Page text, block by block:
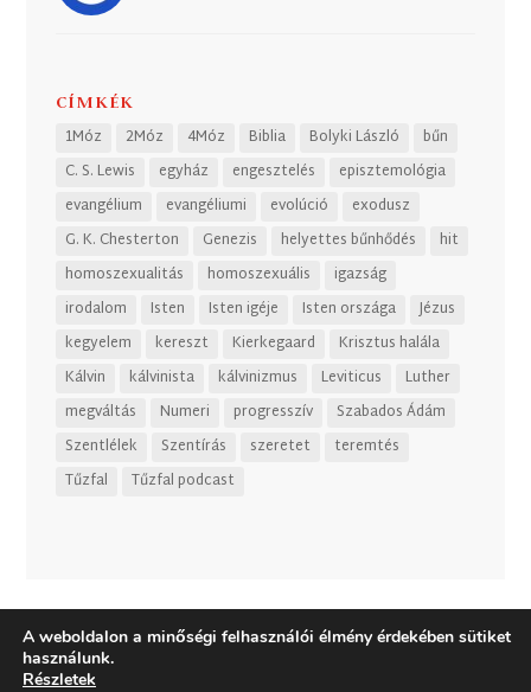
CÍMKÉK
1Móz 2Móz 4Móz Biblia Bolyki László
bűn
C. S. Lewis
egyház engesztelés
episztemológia
evangélium
evangéliumi evolúció
exodusz
G. K. Chesterton
Genezis helyettes bűnhődés
hit
homoszexualitás
homoszexuális
igazság
irodalom
Isten Isten igéje Isten országa
Jézus
kegyelem
kereszt Kierkegaard
Krisztus halála
Kálvin
kálvinista kálvinizmus Leviticus
Luther
megváltás
Numeri progresszív
Szabados Ádám
Szentlélek
Szentírás szeretet
teremtés
Tűzfal
Tűzfal podcast
A weboldalon a minőségi felhasználói élmény érdekében sütiket
használunk.
Részletek